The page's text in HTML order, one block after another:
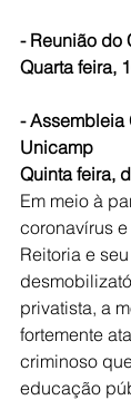
- Reunião do
Quarta feira,
- Assembleia
Unicamp
Quinta feira,
Em meio à
coronavírus
Reitoria e
privatista, a
fortemente
criminoso
educação